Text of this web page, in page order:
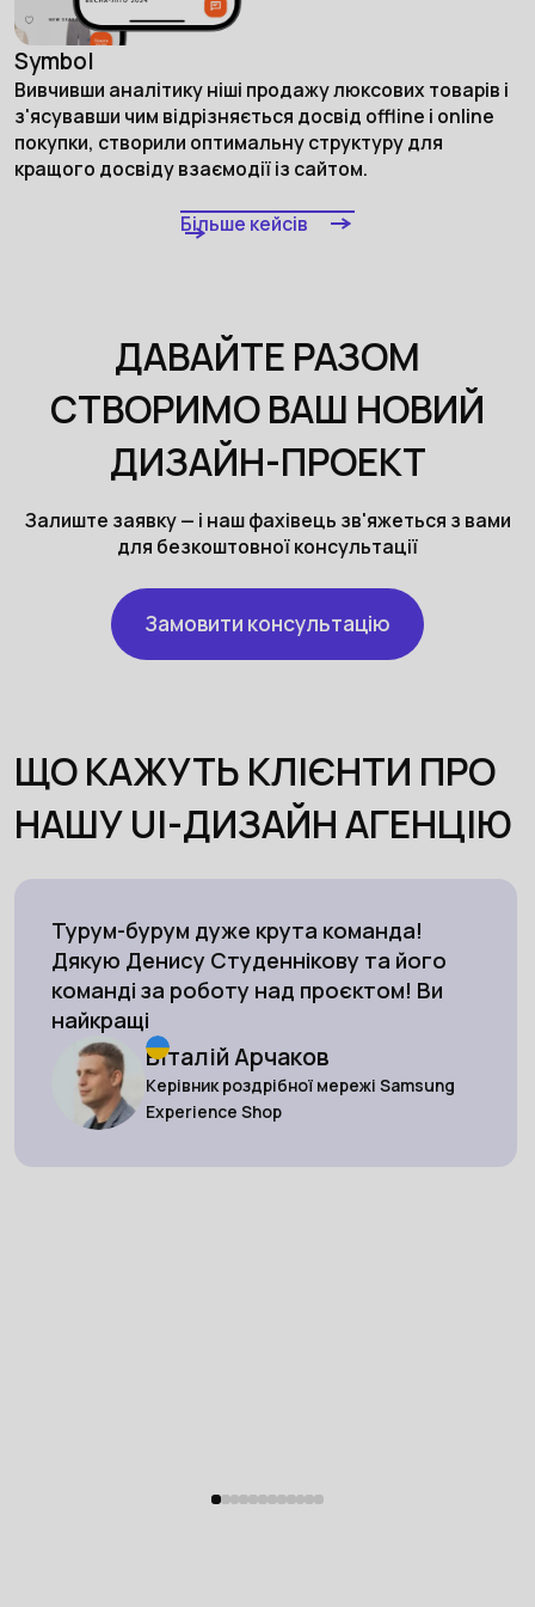
Symbol
Вивчивши аналітику ніші продажу люксових товарів і
з'ясувавши чим відрізняється досвід offline і online
покупки, створили оптимальну структуру для
кращого досвіду взаємодії із сайтом.
Більше кейсів
ДАВАЙТЕ РАЗОМ
СТВОРИМО ВАШ НОВИЙ
ДИЗАЙН-ПРОЕКТ
Залиште заявку — і наш фахівець зв'яжеться з вами
для безкоштовної консультації
Замовити консультацію
ЩО КАЖУТЬ КЛІЄНТИ ПРО
НАШУ UI-ДИЗАЙН АГЕНЦІЮ
Турум-бурум дуже крута команда!
Дякую Денису Студеннікову та його
команді за роботу над проєктом! Ви
найкращі
Віталій Арчаков
Керівник роздрібної мережі Samsung
Experience Shop